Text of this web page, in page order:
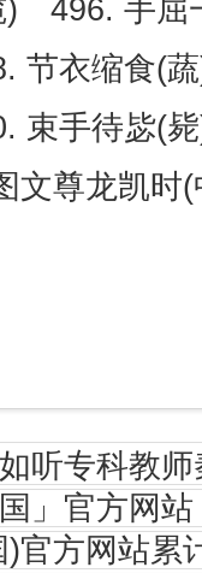
) 496. 手屈
节衣缩食(
束手待毖(
文尊龙凯时
听专科教
」官方网站
官方网站累